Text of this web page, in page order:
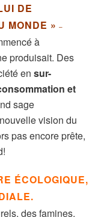
DE
MONDE » –
à
produisait. Des
ensur-
et
sage
vision du
pas encore prête,
ÉCOLOGIQUE,
des famines,